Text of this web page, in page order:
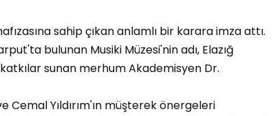
sahip çıkan anlamlı bir karara imza attı.
bulunan Musiki Müzesi'nin adı, Elazığ
sunan merhum Akademisyen Dr.
Cemal Yıldırım'ın müşterek önergeleri